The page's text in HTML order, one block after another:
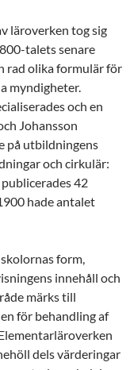
läroverken tog sig
talets senare
rad olika formulär för
myndigheter.
och en
Johansson
på utbildningens
och cirkulär:
42
hade antalet
form,
innehåll och
märks till
för behandling af
dels värderingar